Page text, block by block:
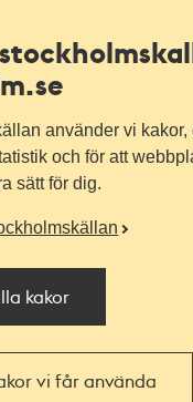
använder vi kakor,
och för att
sätt för dig.
kakor
vi får använda